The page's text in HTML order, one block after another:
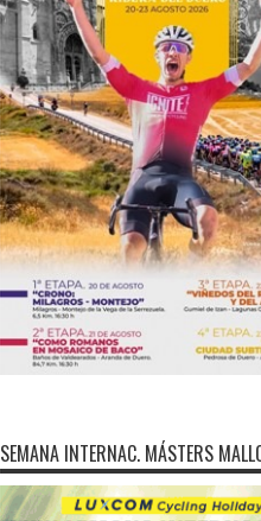
SEMANA INTERNAC. MÁSTERS